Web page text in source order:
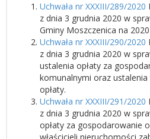
Uchwała nr XXXIII/289/2020
z dnia 3 grudnia 2020 w
Gminy Moszczenica na
Uchwała nr XXXIII/290/2020
z dnia 3 grudnia 2020 w
ustalenia opłaty za
komunalnymi oraz
opłaty.
Uchwała nr XXXIII/291/2020
z dnia 3 grudnia 2020 w
opłaty za gospodarowanie